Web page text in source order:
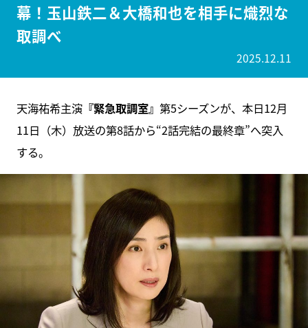
幕！玉山鉄二＆大橋和也を相手に熾烈な
取調べ
2025.12.11
天海祐希主演『緊急取調室』 第5シーズンが、本日12月
11日（木）放送の第8話から“2話完結の最終章”へ突入
する。